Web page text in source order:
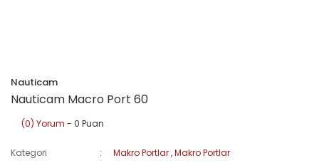
Nauticam
Nauticam Macro Port 60
(0) Yorum - 0 Puan
Kategori Makro Portlar,Makro Portlar